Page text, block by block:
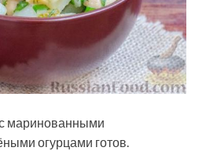
маринованными
огурцами готов.